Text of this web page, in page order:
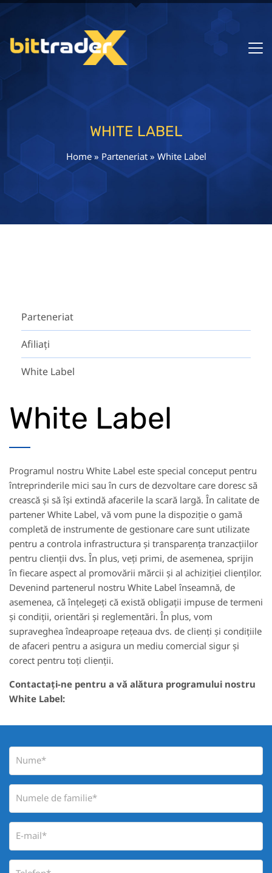
WHITE LABEL
Home» Parteneriat» White Label
Parteneriat
Afiliați
White Label
White Label
Programul nostru White Label este special conceput pentru
întreprinderile mici sau în curs de dezvoltare care doresc să
crească și să își extindă afacerile la scară largă. În calitate de
partener White Label, vă vom pune la dispoziție o gamă
completă de instrumente de gestionare care sunt utilizate
pentru a controla infrastructura și transparența tranzacțiilor
pentru clienții dvs. În plus, veți primi, de asemenea, sprijin
în fiecare aspect al promovării mărcii și al achiziției clienților.
Devenind partenerul nostru White Label înseamnă, de
asemenea, că înțelegeți că există obligații impuse de termeni
și condiții, orientări și reglementări. În plus, vom
supraveghea îndeaproape rețeaua dvs. de clienți și condițiile
de afaceri pentru a asigura un mediu comercial sigur și
corect pentru toți clienții.
Contactați-ne pentru a vă alătura programului nostru
White Label: